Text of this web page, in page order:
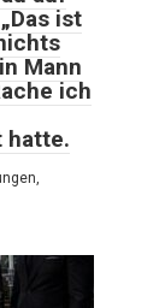
ist
Mann
ich
hatte.